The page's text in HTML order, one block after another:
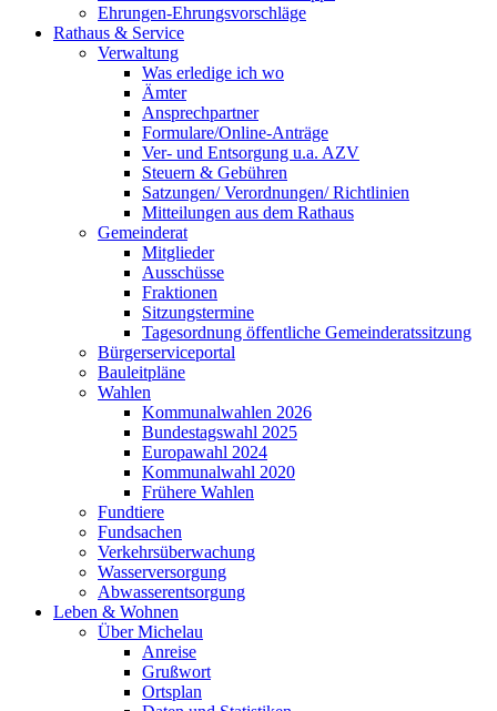
Ehrungen-Ehrungsvorschläge
Rathaus & Service
Verwaltung
Was erledige ich wo
Ämter
Ansprechpartner
Formulare/Online-Anträge
Ver- und Entsorgung u.a. AZV
Steuern & Gebühren
Satzungen/ Verordnungen/ Richtlinien
Mitteilungen aus dem Rathaus
Gemeinderat
Mitglieder
Ausschüsse
Fraktionen
Sitzungstermine
Tagesordnung öffentliche Gemeinderatssitzung
Bürgerserviceportal
Bauleitpläne
Wahlen
Kommunalwahlen 2026
Bundestagswahl 2025
Europawahl 2024
Kommunalwahl 2020
Frühere Wahlen
Fundtiere
Fundsachen
Verkehrsüberwachung
Wasserversorgung
Abwasserentsorgung
Leben & Wohnen
Über Michelau
Anreise
Grußwort
Ortsplan